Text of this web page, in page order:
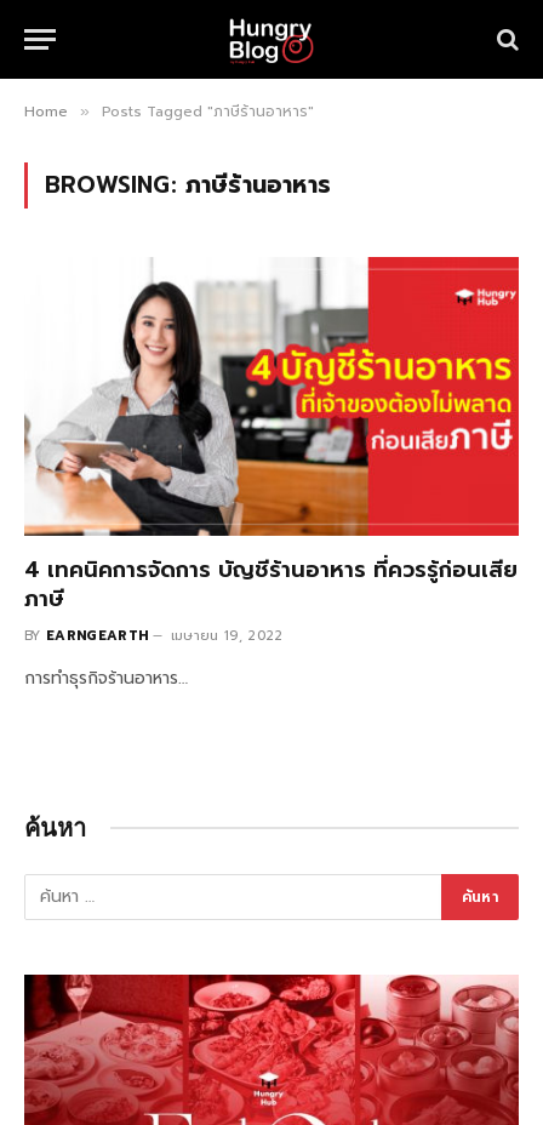
Home » Posts Tagged "ภาษีร้านอาหาร"
BROWSING: ภาษีร้านอาหาร
4 เทคนิคการจัดการ บัญชีร้านอาหาร ที่ควรรู้ก่อนเสีย
ภาษี
BY EARNGEARTH เมษายน 19, 2022
การทำธุรกิจร้านอาหาร…
ค้นหา